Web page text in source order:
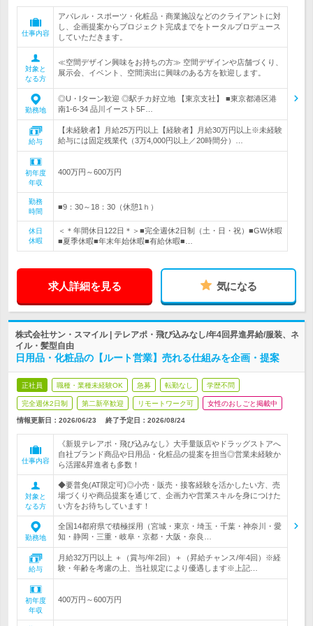
仕事内容
アパレル・スポーツ・化粧品・商業施設などのクライアントに対
し、企画提案からプロジェクト完成までをトータルプロデュース
していただきます。
対象と
なる方
≪空間デザイン興味をお持ちの方≫ 空間デザインや店舗づくり、
展示会、イベント、空間演出に興味のある方を歓迎します。
勤務地
◎U・Iターン歓迎 ◎駅チカ好立地 【東京支社】 ■東京都港区港
南1-6-34 品川イースト5F…
給与
【未経験者】月給25万円以上【経験者】月給30万円以上※未経験
給与には固定残業代（3万4,000円以上／20時間分）…
初年度
年収
400万円～600万円
勤務
時間
■9：30～18：30（休憩1ｈ）
休日
休暇
＜＊年間休日122日＊＞■完全週休2日制（土・日・祝）■GW休暇
■夏季休暇■年末年始休暇■有給休暇■…
求人詳細を見る 気になる
株式会社サン・スマイル | テレアポ・飛び込みなし/年4回昇進昇給/服装、ネ
イル・髪型自由
日用品・化粧品の【ルート営業】売れる仕組みを企画・提案
正社員 職種・業種未経験OK 急募 転勤なし 学歴不問
完全週休2日制 第二新卒歓迎 リモートワーク可 女性のおしごと掲載中
情報更新日：2026/06/23 終了予定日： 2026/08/24
仕事内容
《新規テレアポ・飛び込みなし》大手量販店やドラッグストアへ
自社ブランド商品や日用品・化粧品の提案を担当◎営業未経験か
ら活躍&昇進者も多数！
対象と
なる方
◆要普免(AT限定可)◎小売・販売・接客経験を活かしたい方、売
場づくりや商品提案を通じて、企画力や営業スキルを身につけた
い方をお待ちしています！
勤務地
全国14都府県で積極採用（宮城・東京・埼玉・千葉・神奈川・愛
知・静岡・三重・岐阜・京都・大阪・奈良…
給与
月給32万円以上 ＋（賞与/年2回）＋（昇給チャンス/年4回）※経
験・年齢を考慮の上、当社規定により優遇します※上記…
初年度
年収
400万円～600万円